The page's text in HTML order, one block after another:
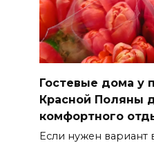
Гостевые дома у
Красной Поляны
комфортного
Если нужен вариант